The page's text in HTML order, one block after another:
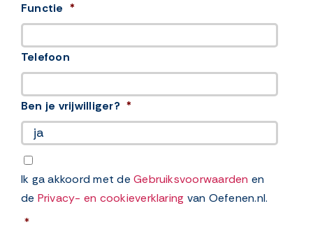
Functie *
Telefoon
Ben je vrijwilliger? *
Toestemming
Ik ga akkoord met deGebruiksvoorwaarden en
de Privacy- en cookieverklaring van Oefenen.nl.
*